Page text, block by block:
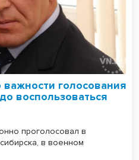
голосования
воспользоваться
проголосовал в
в военном